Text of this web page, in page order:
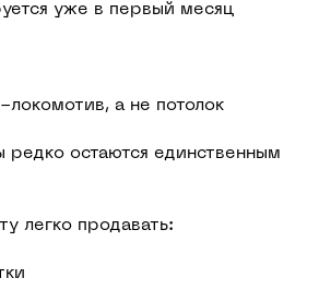
уже в первый месяц
а не потолок
редко остаются единственным
легко продавать: